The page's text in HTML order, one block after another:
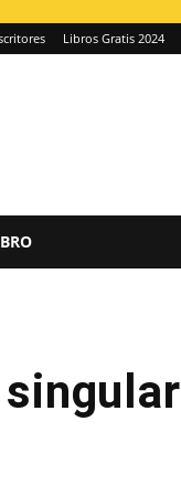
Libros Gratis 2024